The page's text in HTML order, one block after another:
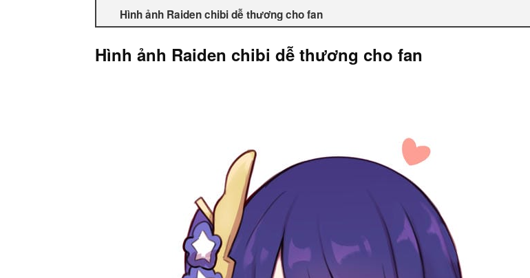
Hình ảnh Raiden chibi dễ thương cho fan
Hình ảnh Raiden chibi dễ thương cho fan